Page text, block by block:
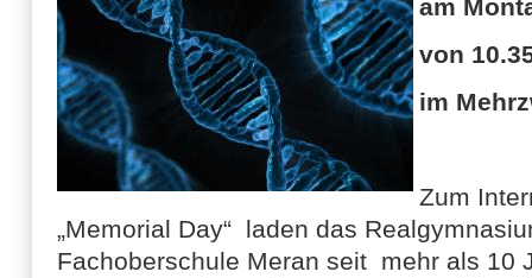
am
von
im
Zum
„Memorial Day“ laden das
Fachoberschule Meran seit mehr als 10